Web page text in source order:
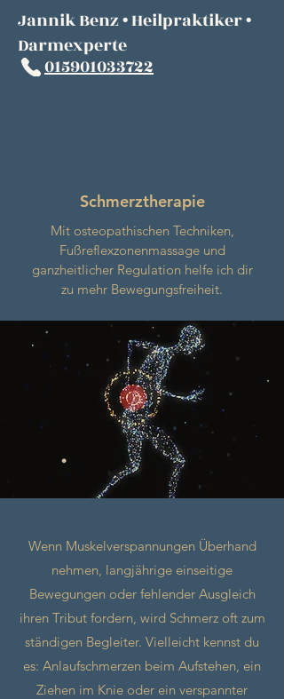
Jannik Benz • Heilpraktiker •
Darmexperte
015901033722
Schmerztherapie
Mit osteopathischen Techniken,
Fußreflexzonenmassage und
ganzheitlicher Regulation helfe ich dir
zu mehr Bewegungsfreiheit.
Wenn Muskelverspannungen Überhand
nehmen, langjährige einseitige
Bewegungen oder fehlender Ausgleich
ihren Tribut fordern, wird Schmerz oft zum
ständigen Begleiter. Vielleicht kennst du
es: Anlaufschmerzen beim Aufstehen, ein
Ziehen im Knie oder ein verspannter